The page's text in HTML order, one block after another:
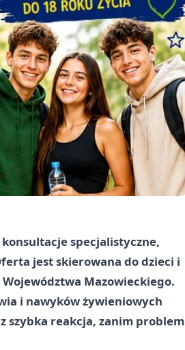
specjalistyczne,
jest skierowana do dzieci i
Województwa Mazowieckiego.
i nawyków żywieniowych
szybka reakcja, zanim problem